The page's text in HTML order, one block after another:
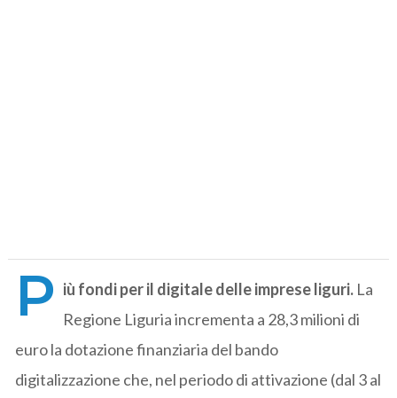
P iù fondi per il digitale delle imprese liguri. La
Regione Liguria incrementa a 28,3 milioni di
euro la dotazione finanziaria del bando
digitalizzazione che, nel periodo di attivazione (dal 3 al